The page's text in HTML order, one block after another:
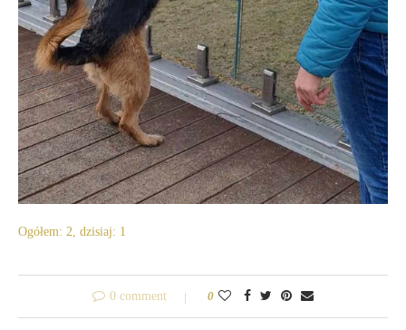
Ogółem: 2, dzisiaj: 1
0 comment 0